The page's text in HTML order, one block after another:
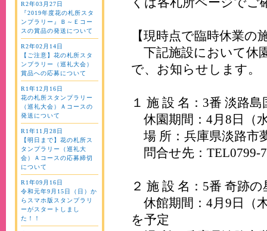
R2年03月27日
『2019年度花の札所スタ
ンプラリー』Ｂ～Ｅコー
スの賞品の発送について
R2年02月14日
【ご注意】花の札所スタ
ンプラリー（巡礼大会）
賞品への応募について
R1年12月16日
花の札所スタンプラリー
（巡礼大会）Ａコースの
発送について
R1年11月28日
【明日まで】花の札所ス
タンプラリー（巡礼大
会）Ａコースの応募締切
について
R1年09月16日
令和元年9月15日（日）か
らスマホ版スタンプラリ
ーがスタートしまし
た！！
【現時点で臨時休業の
下記施設において休
で、お知らせします。
１ 施 設 名：3番 淡路
休園期間：4月8日（
場 所：兵庫県淡路市
問合せ先：TEL0799-
２ 施 設 名：5番 奇跡
休館期間：4月9日（
を予定